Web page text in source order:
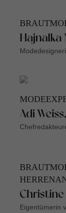
Hajnalka
Adi
Eigentümerin